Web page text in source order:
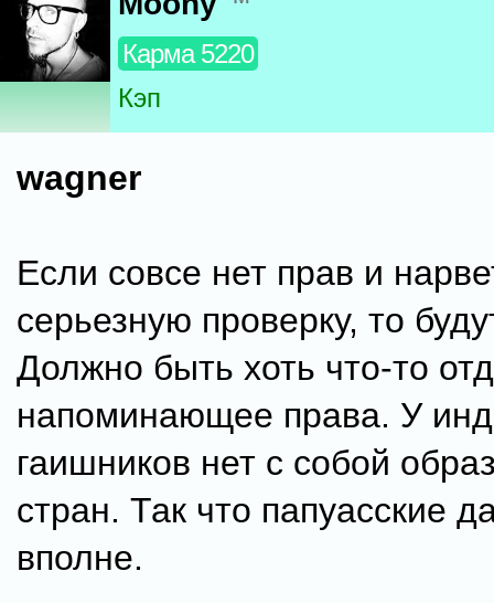
Карма 5220
Кэп
wagner
Если совсе нет прав и
серьезную проверку, то
Должно быть хоть что-то
напоминающее права. У
гаишников нет с собой
стран. Так что папуасские
вполне.